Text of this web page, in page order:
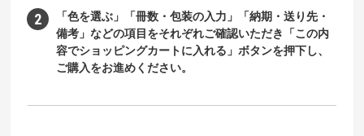
「色を選ぶ」「冊数・包装の入力」「納期・送り先・
備考」などの項目をそれぞれご確認いただき「この内
容でショッピングカートに入れる」ボタンを押下し、
ご購入をお進めください。